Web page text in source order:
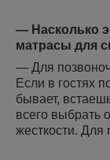
— Насколько
матрасы для
— Для
Если в гостях
бывает,
всего выбрать
жесткости. Для